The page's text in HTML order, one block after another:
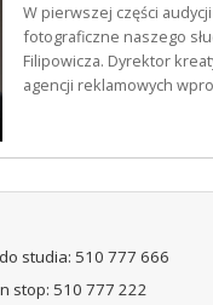
W pierwszej części
fotograficzne naszego
Filipowicza. Dyrektor
agencji reklamowych
studia: 510 777 666
stop: 510 777 222